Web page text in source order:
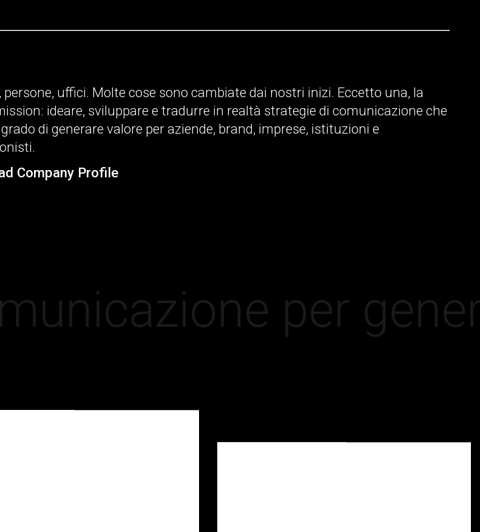
persone, uffici. Molte cose sono cambiate dai nostri inizi. Eccetto una, la
ideare, sviluppare e tradurre in realtà strategie di comunicazione che
di generare valore per aziende, brand, imprese, istituzioni e
Company Profile
per